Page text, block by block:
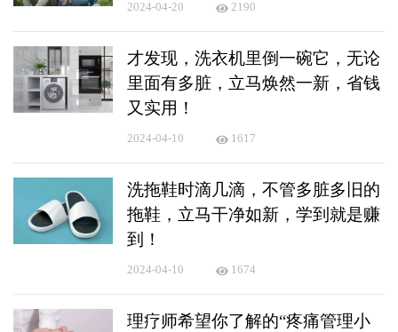
2024-04-20 2190
才发现，洗衣机里倒一碗它，无论
里面有多脏，立马焕然一新，省钱
又实用！
2024-04-10 1617
洗拖鞋时滴几滴，不管多脏多旧的
拖鞋，立马干净如新，学到就是赚
到！
2024-04-10 1674
理疗师希望你了解的“疼痛管理小